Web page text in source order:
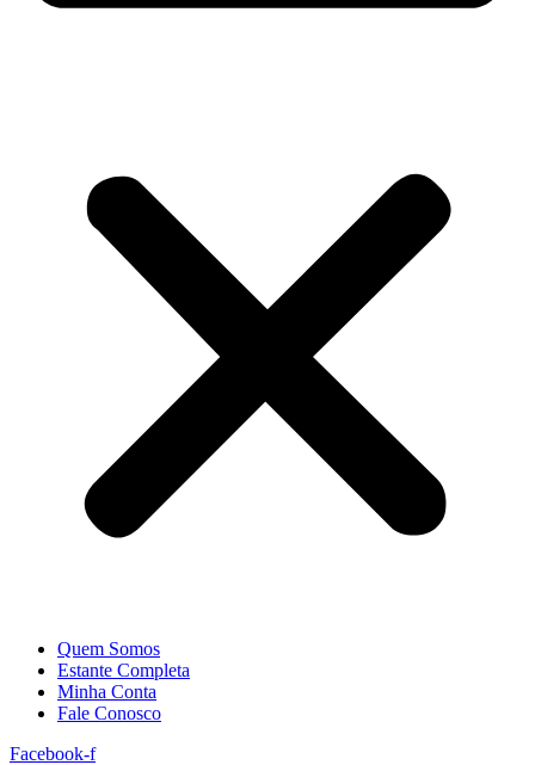
Quem Somos
Estante Completa
Minha Conta
Fale Conosco
Facebook-f